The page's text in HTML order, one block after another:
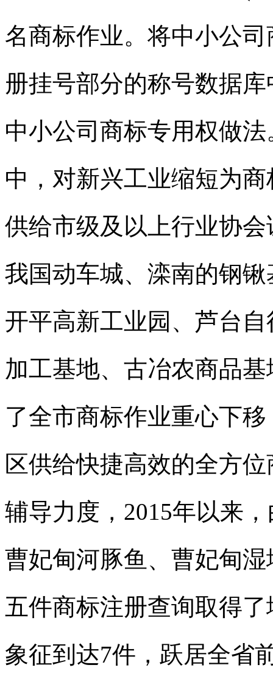
名商标作业。将中小公司
册挂号部分的称号数据
中小公司 商标专用权做
中，对新兴工业缩短为商
供给市级及以上行业协
我国动车城、滦南的钢
开平高新工业园、芦台
加工基地、古冶农商品基
了全市商标作业重心下
区供给快捷高效的全方位
辅导力度，2015年以来
曹妃甸河豚鱼、曹妃甸
五件商标注册查询取得了
象征到达7件，跃居全省